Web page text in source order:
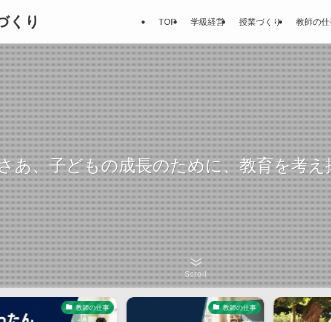
くり TOP 学級経営 授業づくり 教師の
あ、子どもの成長のために、教育を考え
Scroll
教師の仕事 教師の仕事